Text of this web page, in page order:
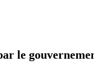
le